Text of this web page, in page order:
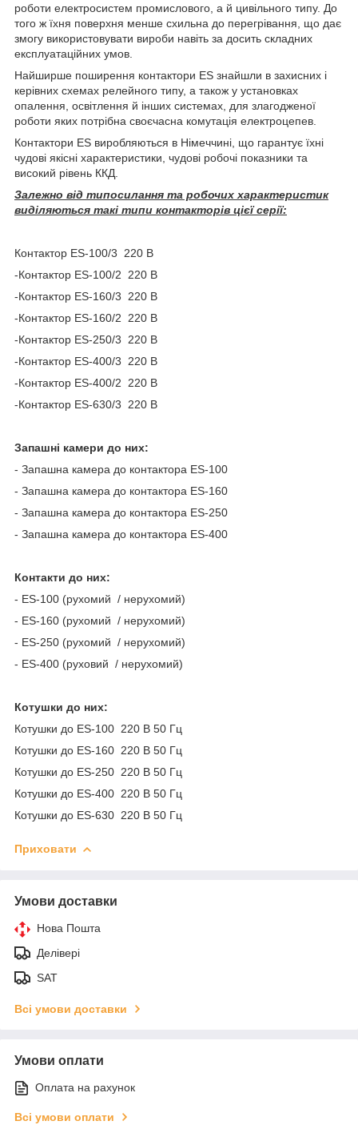
роботи електросистем промислового, а й цивільного типу. До
того ж їхня поверхня менше схильна до перегрівання, що дає
змогу використовувати вироби навіть за досить складних
експлуатаційних умов.
Найширше поширення контактори ES знайшли в захисних і
керівних схемах релейного типу, а також у установках
опалення, освітлення й інших системах, для злагодженої
роботи яких потрібна своєчасна комутація електроцепев.
Контактори ES виробляються в Німеччині, що гарантує їхні
чудові якісні характеристики, чудові робочі показники та
високий рівень ККД.
Залежно від типосилання та робочих характеристик
виділяються такі типи контакторів цієї серії:
Контактор ES-100/3 220 В
-Контактор ES-100/2 220 В
-Контактор ES-160/3 220 В
-Контактор ES-160/2 220 В
-Контактор ES-250/3 220 В
-Контактор ES-400/3 220 В
-Контактор ES-400/2 220 В
-Контактор ES-630/3 220 В
Запашні камери до них:
- Запашна камера до контактора ES-100
- Запашна камера до контактора ES-160
- Запашна камера до контактора ES-250
- Запашна камера до контактора ES-400
Контакти до них:
- ES-100 (рухомий / нерухомий)
- ES-160 (рухомий / нерухомий)
- ES-250 (рухомий / нерухомий)
- ES-400 (руховий / нерухомий)
Котушки до них:
Котушки до ES-100 220 В 50 Гц
Котушки до ES-160 220 В 50 Гц
Котушки до ES-250 220 В 50 Гц
Котушки до ES-400 220 В 50 Гц
Котушки до ES-630 220 В 50 Гц
Приховати
Умови доставки
Нова Пошта
Делівері
SAT
Всі умови доставки
Умови оплати
Оплата на рахунок
Всі умови оплати